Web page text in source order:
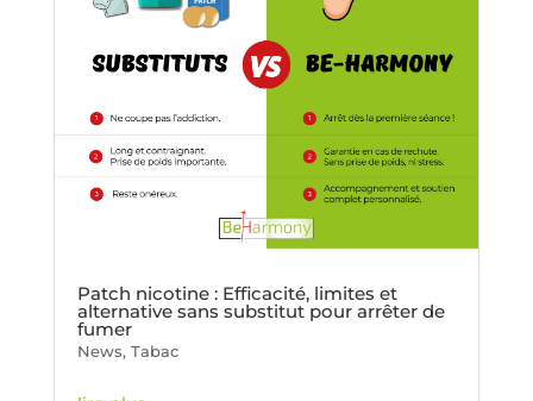
Patch nicotine : Efficacité, limites et
alternative sans substitut pour arrêter de
fumer
News, Tabac